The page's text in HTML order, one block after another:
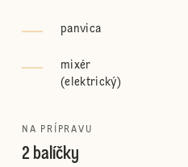
panvica
mixér
(elektrický)
NA PRÍPRAVU
2 balíčky